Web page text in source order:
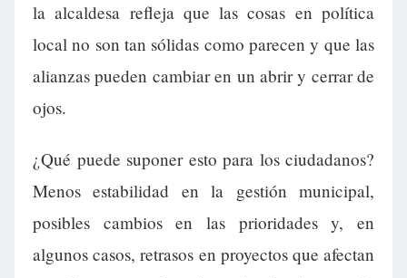
la alcaldesa refleja que las cosas en política
local no son tan sólidas como parecen y que las
alianzas pueden cambiar en un abrir y cerrar de
ojos.
¿Qué puede suponer esto para los ciudadanos?
Menos estabilidad en la gestión municipal,
posibles cambios en las prioridades y, en
algunos casos, retrasos en proyectos que afectan